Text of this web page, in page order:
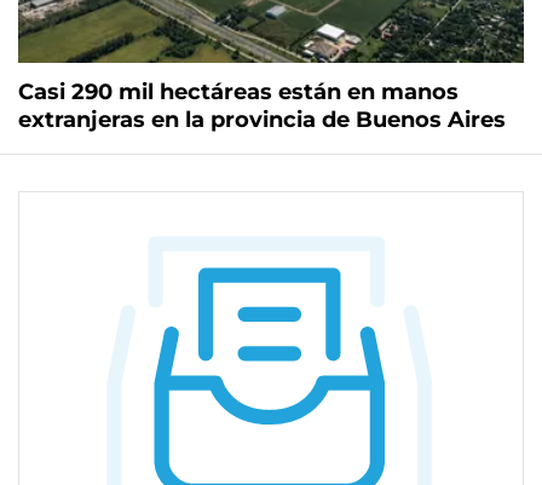
Casi 290 mil hectáreas están en manos
extranjeras en la provincia de Buenos Aires